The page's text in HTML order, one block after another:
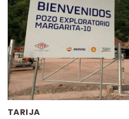
TARIJA